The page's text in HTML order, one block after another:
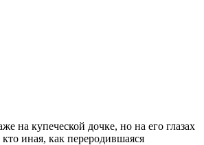
на купеческой дочке, но на его глазах
иная, как переродившаяся